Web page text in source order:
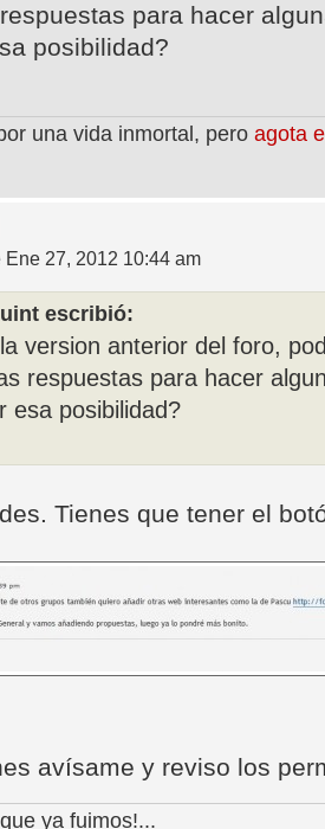
para hacer
posibilidad?
una vida inmortal, pero agota
Ene 27, 2012 10:44 am
escribió:
version anterior del foro,
respuestas para hacer
esa posibilidad?
Tienes que tener el
avísame y reviso los
ya fuimos!...